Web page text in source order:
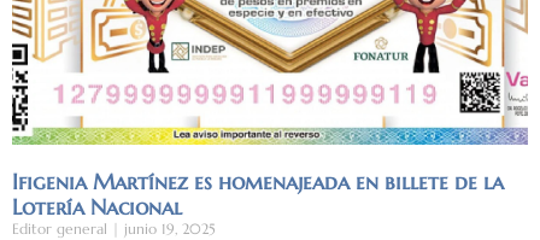
Ifigenia Martínez es homenajeada en billete de la
Lotería Nacional
Editor general junio 19, 2025